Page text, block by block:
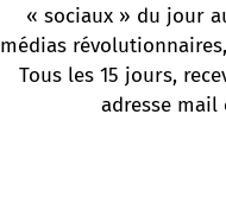
« sociaux » du jour
médias
Tous les 15 jours,
adresse mail